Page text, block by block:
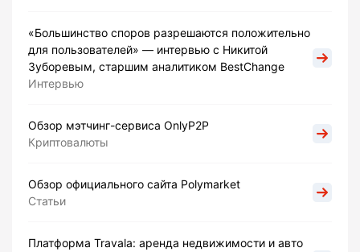
«Большинство споров разрешаются положительно
для пользователей» — интервью с Никитой
Зуборевым, старшим аналитиком BestChange
Интервью
Обзор мэтчинг-сервиса OnlyP2P
Криптовалюты
Обзор официального сайта Polymarket
Статьи
Платформа Travala: аренда недвижимости и авто